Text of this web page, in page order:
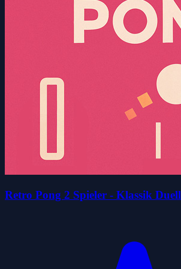
Retro Pong 2 Spieler - Klassik Duell